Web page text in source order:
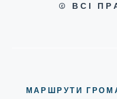
© ВСІ
МАРШРУТИ